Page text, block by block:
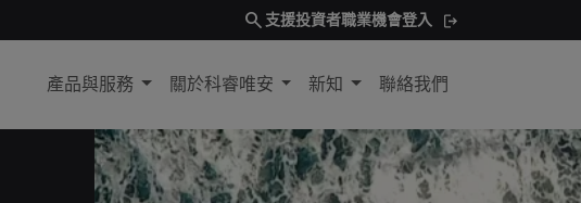
search 支援投資者職業機會登入
產品與服務 關於科睿唯安 新知 聯絡我們